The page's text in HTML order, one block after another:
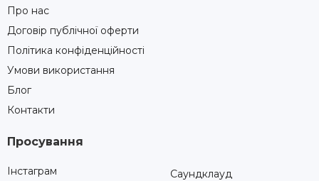
Про нас
Договір публічної оферти
Політика конфіденційності
Умови використання
Блог
Контакти
Просування
Інстаграм
Саундклауд